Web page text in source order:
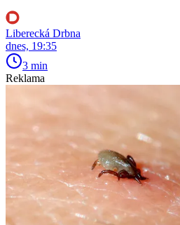
Liberecká Drbna
dnes, 19:35
3 min
Reklama